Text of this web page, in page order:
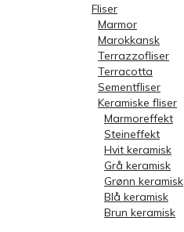
Fliser
Marmor
Marokkansk
Terrazzofliser
Terracotta
Sementfliser
Keramiske fliser
Marmoreffekt
Steineffekt
Hvit keramisk
Grå keramisk
Grønn keramisk
Blå keramisk
Brun keramisk